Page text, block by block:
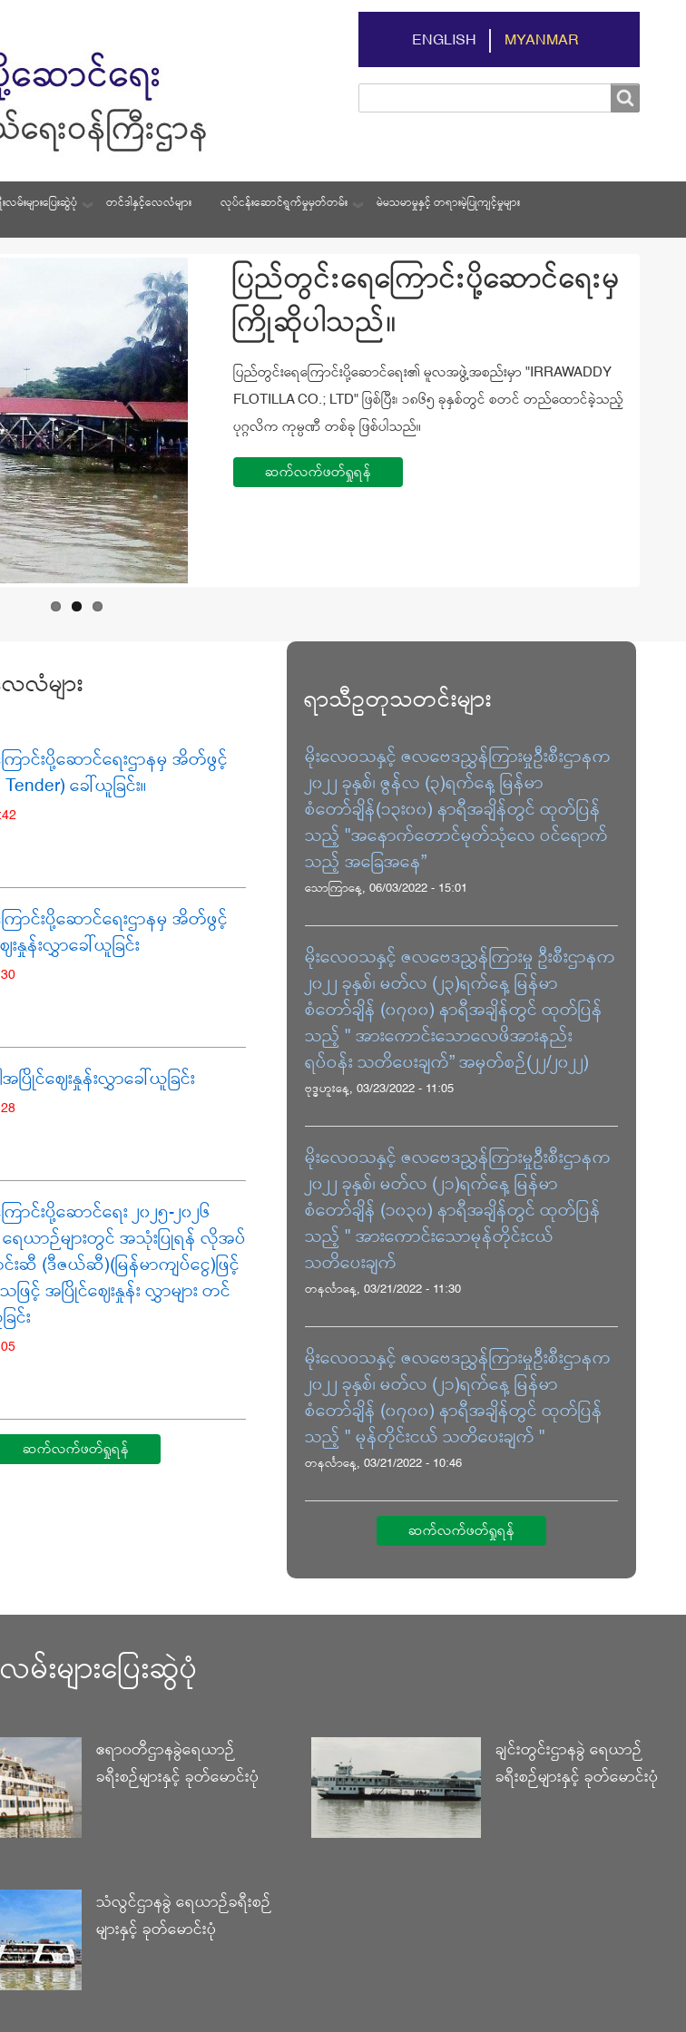
မ်းများပြေးဆွဲပုံ
ဧရာ၀တီဌာနခွဲရေယာဉ်
ခရီးစဉ်များနှင့် ခုတ်မောင်းပုံ
သံလွင်ဌာနခွဲ ရေယာဉ်ခရီးစဉ်
များနှင့် ခုတ်မောင်းပုံ
ချင်းတွင်းဌာနခွဲ ရေယာဉ်
ခရီးစဉ်များနှင့် ခုတ်မောင်းပုံ
ENGLISH MYANMAR
Search
လမ်းများပြေးဆွဲပုံ တင်ဒါနှင့်လေလံများ လုပ်ငန်းဆောင်ရွက်မှုမှတ်တမ်း မဲမသမာမှုနှင့် တရားမဲ့ပြုကျင့်မှုများ
ပြည်တွင်းရေကြောင်းပို့ဆောင်ရေးမှ
ကြိုဆိုပါသည်။
ပြည်တွင်းရေကြောင်းပို့ဆောင်ရေး၏ မူလအဖွဲ့အစည်းမှာ "IRRAWADDY
FLOTILLA CO.; LTD" ဖြစ်ပြီး၊ ၁၈၆၅ ခုနှစ်တွင် စတင် တည်ထောင်ခဲ့သည့်
ပုဂ္ဂလိက ကုမ္ပဏီ တစ်ခု ဖြစ်ပါသည်။
ဆက်လက်ဖတ်ရှုရန်
ပြည်တွင်းရေကြောင်းပို့ဆောင်ရေးမှ
ကြိုဆိုပါသည်။
ပြည်တွင်းရေကြောင်းပို့ဆောင်ရေး၏ မူလအဖွဲ့အစည်းမှာ "IRRAWADDY
FLOTILLA CO.; LTD" ဖြစ်ပြီး၊ ၁၈၆၅ ခုနှစ်တွင် စတင် တည်ထောင်ခဲ့သည့်
ပုဂ္ဂလိက ကုမ္ပဏီ တစ်ခု ဖြစ်ပါသည်။
ဆက်လက်ဖတ်ရှုရန်
ပြည်တွင်းရေကြောင်းပို့ဆောင်ရေးမှ
ကြိုဆိုပါသည်။
ပြည်တွင်းရေကြောင်းပို့ဆောင်ရေး၏ မူလအဖွဲ့အစည်းမှာ "IRRAWADDY
FLOTILLA CO.; LTD" ဖြစ်ပြီး၊ ၁၈၆၅ ခုနှစ်တွင် စတင် တည်ထောင်ခဲ့သည့်
ပုဂ္ဂလိက ကုမ္ပဏီ တစ်ခု ဖြစ်ပါသည်။
ဆက်လက်ဖတ်ရှုရန်
လံများ
ောင်းပို့ဆောင်ရေးဌာနမှ အိတ်ဖွင့်
ခေါ်ယူခြင်း။
ောင်းပို့ဆောင်ရေးဌာနမှ အိတ်ဖွင့်
နှုန်းလွှာခေါ်ယူခြင်း
ြိုင်ဈေးနှုန်းလွှာခေါ်ယူခြင်း
ောင်းပို့ဆောင်ရေး ၂၀၂၅-၂၀၂၆
ရေယာဉ်များတွင် အသုံးပြုရန် လိုအပ်
းဆီ (ဒီဇယ်ဆီ)(မြန်မာကျပ်ငွေ)ဖြင့်
ြင့် အပြိုင်ဈေးနှုန်း လွှာများ တင်
င်း
ဆက်လက်ဖတ်ရှုရန်
ရာသီဥတုသတင်းများ
မိုးလေဝသနှင့် ဇလဗေဒညွှန်ကြားမှုဦးစီးဌာနက
၂၀၂၂ ခုနှစ်၊ ဇွန်လ (၃)ရက်နေ့ မြန်မာ
စံတော်ချိန်(၁၃း၀၀) နာရီအချိန်တွင် ထုတ်ပြန်
သည့် "အနောက်တောင်မုတ်သုံလေ ဝင်ရောက်
သည့် အခြေအနေ”
သောကြာနေ့, 06/03/2022 - 15:01
မိုးလေဝသနှင့် ဇလဗေဒညွှန်ကြားမှု ဦးစီးဌာနက
၂၀၂၂ ခုနှစ်၊ မတ်လ (၂၃)ရက်နေ့ မြန်မာ
စံတော်ချိန် (၀၇၀၀) နာရီအချိန်တွင် ထုတ်ပြန်
သည့် " အားကောင်းသောလေဖိအားနည်း
ရပ်ဝန်း သတိပေးချက်” အမှတ်စဉ်(၂၂/၂၀၂၂)
ဗုဒ္ဓဟူးနေ့, 03/23/2022 - 11:05
မိုးလေဝသနှင့် ဇလဗေဒညွှန်ကြားမှုဦးစီးဌာနက
၂၀၂၂ ခုနှစ်၊ မတ်လ (၂၁)ရက်နေ့ မြန်မာ
စံတော်ချိန် (၁၀၃၀) နာရီအချိန်တွင် ထုတ်ပြန်
သည့် " အားကောင်းသောမုန်တိုင်းငယ်
သတိပေးချက်
တနင်္လာနေ့, 03/21/2022 - 11:30
မိုးလေဝသနှင့် ဇလဗေဒညွှန်ကြားမှုဦးစီးဌာနက
၂၀၂၂ ခုနှစ်၊ မတ်လ (၂၁)ရက်နေ့ မြန်မာ
စံတော်ချိန် (၀၇၀၀) နာရီအချိန်တွင် ထုတ်ပြန်
သည့် " မုန်တိုင်းငယ် သတိပေးချက် "
တနင်္လာနေ့, 03/21/2022 - 10:46
ဆက်လက်ဖတ်ရှုရန်